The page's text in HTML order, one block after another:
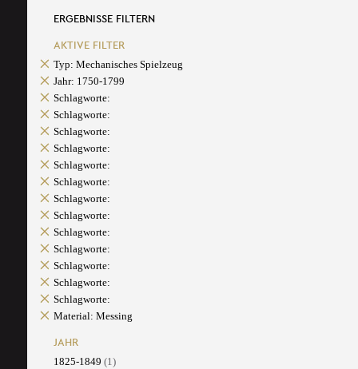
ERGEBNISSE FILTERN
AKTIVE FILTER
Typ: Mechanisches Spielzeug
Jahr: 1750-1799
Schlagworte:
Schlagworte:
Schlagworte:
Schlagworte:
Schlagworte:
Schlagworte:
Schlagworte:
Schlagworte:
Schlagworte:
Schlagworte:
Schlagworte:
Schlagworte:
Schlagworte:
Material: Messing
JAHR
1825-1849 (1)